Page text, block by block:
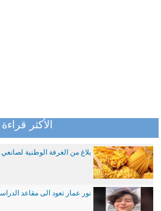
الأكثر قراءة
بلاغ من الغرفة الوطنية
نور عمار تعود الى مقاعد